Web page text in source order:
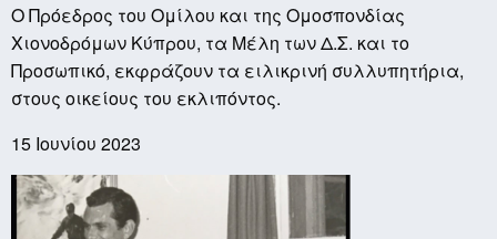
Ο Πρόεδρος του Ομίλου και της Ομοσπονδίας
Χιονοδρόμων Κύπρου, τα Μέλη των Δ.Σ. και το
Προσωπικό, εκφράζουν τα ειλικρινή συλλυπητήρια,
στους οικείους του εκλιπόντος.
15 Ιουνίου 2023